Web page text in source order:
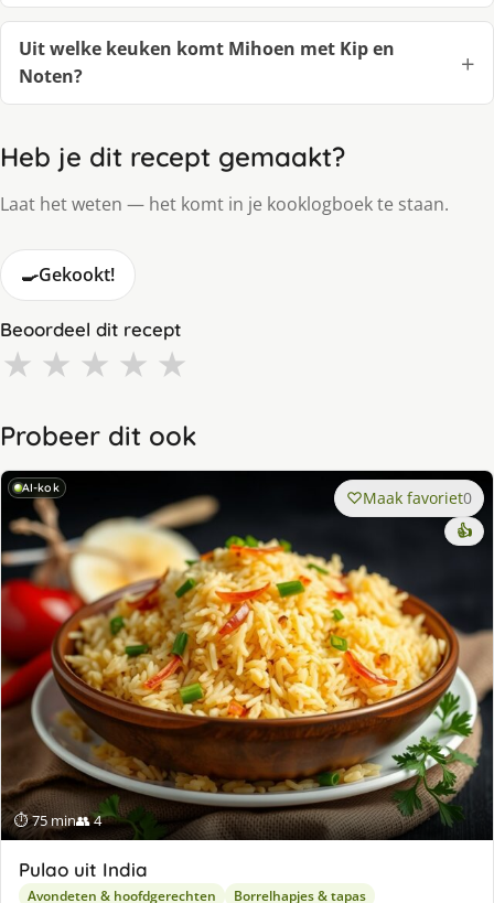
Uit welke keuken komt Mihoen met Kip en
Noten?
Heb je dit recept gemaakt?
Laat het weten — het komt in je kooklogboek te staan.
🍳Gekookt!
Beoordeel dit recept
★ ★ ★ ★ ★
Probeer dit ook
AI-kok
⏱ 75 min👥 4
Maak favoriet0
👍
Pulao uit India
Avondeten & hoofdgerechten Borrelhapjes & tapas